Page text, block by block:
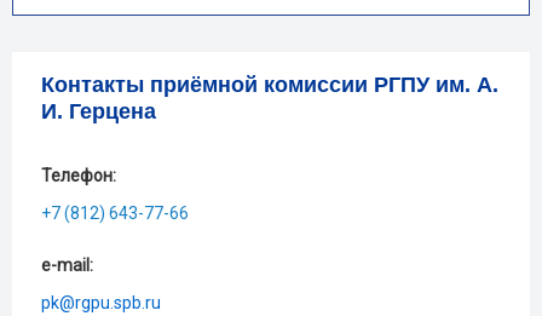
Контакты приёмной комиссии РГПУ им. А.
И. Герцена
Телефон:
+7 (812) 643-77-66
e-mail:
pk@rgpu.spb.ru